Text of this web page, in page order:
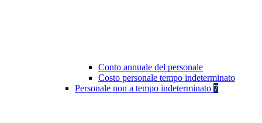
Conto annuale del personale
Costo personale tempo indeterminato
Personale non a tempo indeterminato 7